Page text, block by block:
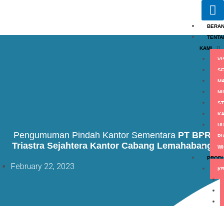
KAMI
Pengumuman Pindah Kantor Sementara PT BPR
Triastra Sejahtera Kantor Cabang Lemahabang
February 22, 2023